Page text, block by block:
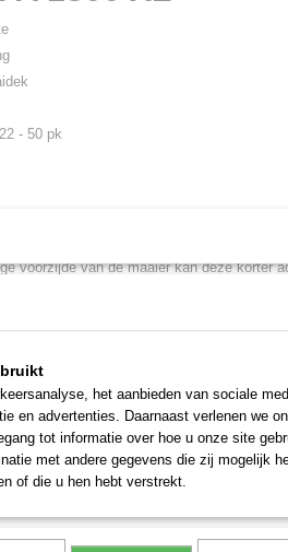
- 50 pk
is een zwaardere uitvoering van
het gebruik achter de compact en
voorzijde van de maaier kan deze korter
van 3 maaimesen en de maaihoogte
Doordat Looprol aan de voorzijde zit,
grond en zo geen sporen achterlaat.
aftakas geleverd.het aanbieden van sociale
en advertenties. Daarnaast verlenen we
tot informatie over hoe u onze site
met andere gegevens die zij mogelijk
of die u hen hebt verstrekt.